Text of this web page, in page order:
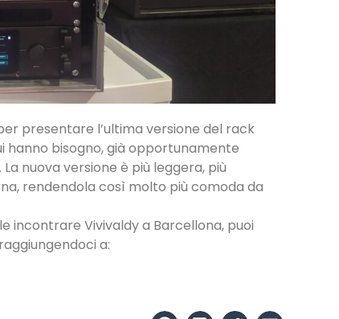
presentare l’ultima versione del rack
hanno bisogno, già opportunamente
nuova versione è più leggera, più
rendendola così molto più comoda da
incontrare Vivivaldy a Barcellona, puoi
a: